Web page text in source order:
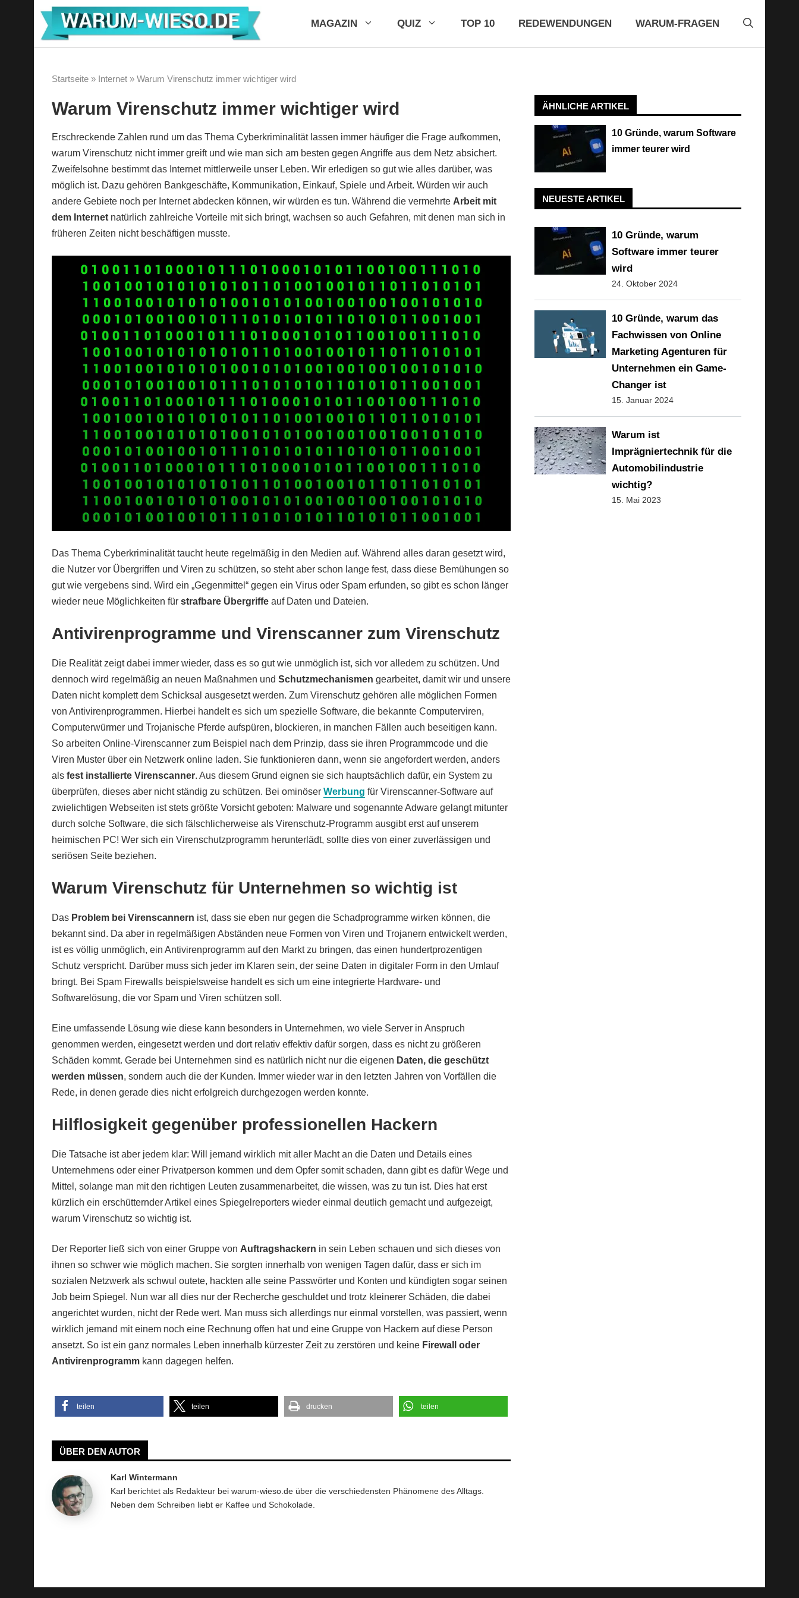
MAGAZIN QUIZ TOP 10 REDEWENDUNGEN WARUM-FRAGEN
Startseite » Internet » Warum Virenschutz immer wichtiger wird
Warum Virenschutz immer wichtiger wird
Erschreckende Zahlen rund um das Thema Cyberkriminalität lassen immer häufiger die Frage aufkommen,
warum Virenschutz nicht immer greift und wie man sich am besten gegen Angriffe aus dem Netz absichert.
Zweifelsohne bestimmt das Internet mittlerweile unser Leben. Wir erledigen so gut wie alles darüber, was
möglich ist. Dazu gehören Bankgeschäfte, Kommunikation, Einkauf, Spiele und Arbeit. Würden wir auch
andere Gebiete noch per Internet abdecken können, wir würden es tun. Während die vermehrte Arbeit mit
dem Internet natürlich zahlreiche Vorteile mit sich bringt, wachsen so auch Gefahren, mit denen man sich in
früheren Zeiten nicht beschäftigen musste.
Das Thema Cyberkriminalität taucht heute regelmäßig in den Medien auf. Während alles daran gesetzt wird,
die Nutzer vor Übergriffen und Viren zu schützen, so steht aber schon lange fest, dass diese Bemühungen so
gut wie vergebens sind. Wird ein „Gegenmittel“ gegen ein Virus oder Spam erfunden, so gibt es schon länger
wieder neue Möglichkeiten für strafbare Übergriffe auf Daten und Dateien.
Antivirenprogramme und Virenscanner zum Virenschutz
Die Realität zeigt dabei immer wieder, dass es so gut wie unmöglich ist, sich vor alledem zu schützen. Und
dennoch wird regelmäßig an neuen Maßnahmen und Schutzmechanismen gearbeitet, damit wir und unsere
Daten nicht komplett dem Schicksal ausgesetzt werden. Zum Virenschutz gehören alle möglichen Formen
von Antivirenprogrammen. Hierbei handelt es sich um spezielle Software, die bekannte Computerviren,
Computerwürmer und Trojanische Pferde aufspüren, blockieren, in manchen Fällen auch beseitigen kann.
So arbeiten Online-Virenscanner zum Beispiel nach dem Prinzip, dass sie ihren Programmcode und die
Viren Muster über ein Netzwerk online laden. Sie funktionieren dann, wenn sie angefordert werden, anders
als fest installierte Virenscanner. Aus diesem Grund eignen sie sich hauptsächlich dafür, ein System zu
überprüfen, dieses aber nicht ständig zu schützen. Bei ominöser Werbung für Virenscanner-Software auf
zwielichtigen Webseiten ist stets größte Vorsicht geboten: Malware und sogenannte Adware gelangt mitunter
durch solche Software, die sich fälschlicherweise als Virenschutz-Programm ausgibt erst auf unserem
heimischen PC! Wer sich ein Virenschutzprogramm herunterlädt, sollte dies von einer zuverlässigen und
seriösen Seite beziehen.
Warum Virenschutz für Unternehmen so wichtig ist
Das Problem bei Virenscannern ist, dass sie eben nur gegen die Schadprogramme wirken können, die
bekannt sind. Da aber in regelmäßigen Abständen neue Formen von Viren und Trojanern entwickelt werden,
ist es völlig unmöglich, ein Antivirenprogramm auf den Markt zu bringen, das einen hundertprozentigen
Schutz verspricht. Darüber muss sich jeder im Klaren sein, der seine Daten in digitaler Form in den Umlauf
bringt. Bei Spam Firewalls beispielsweise handelt es sich um eine integrierte Hardware- und
Softwarelösung, die vor Spam und Viren schützen soll.
Eine umfassende Lösung wie diese kann besonders in Unternehmen, wo viele Server in Anspruch
genommen werden, eingesetzt werden und dort relativ effektiv dafür sorgen, dass es nicht zu größeren
Schäden kommt. Gerade bei Unternehmen sind es natürlich nicht nur die eigenen Daten, die geschützt
werden müssen, sondern auch die der Kunden. Immer wieder war in den letzten Jahren von Vorfällen die
Rede, in denen gerade dies nicht erfolgreich durchgezogen werden konnte.
Hilflosigkeit gegenüber professionellen Hackern
Die Tatsache ist aber jedem klar: Will jemand wirklich mit aller Macht an die Daten und Details eines
Unternehmens oder einer Privatperson kommen und dem Opfer somit schaden, dann gibt es dafür Wege und
Mittel, solange man mit den richtigen Leuten zusammenarbeitet, die wissen, was zu tun ist. Dies hat erst
kürzlich ein erschütternder Artikel eines Spiegelreporters wieder einmal deutlich gemacht und aufgezeigt,
warum Virenschutz so wichtig ist.
Der Reporter ließ sich von einer Gruppe von Auftragshackern in sein Leben schauen und sich dieses von
ihnen so schwer wie möglich machen. Sie sorgten innerhalb von wenigen Tagen dafür, dass er sich im
sozialen Netzwerk als schwul outete, hackten alle seine Passwörter und Konten und kündigten sogar seinen
Job beim Spiegel. Nun war all dies nur der Recherche geschuldet und trotz kleinerer Schäden, die dabei
angerichtet wurden, nicht der Rede wert. Man muss sich allerdings nur einmal vorstellen, was passiert, wenn
wirklich jemand mit einem noch eine Rechnung offen hat und eine Gruppe von Hackern auf diese Person
ansetzt. So ist ein ganz normales Leben innerhalb kürzester Zeit zu zerstören und keine Firewall oder
Antivirenprogramm kann dagegen helfen.
teilen teilen drucken teilen
ÜBER DEN AUTOR
Karl Wintermann
Karl berichtet als Redakteur bei warum-wieso.de über die verschiedensten Phänomene des Alltags.
Neben dem Schreiben liebt er Kaffee und Schokolade.
ÄHNLICHE ARTIKEL
10 Gründe, warum Software
immer teurer wird
NEUESTE ARTIKEL
10 Gründe, warum
Software immer teurer
wird
24. Oktober 2024
10 Gründe, warum das
Fachwissen von Online
Marketing Agenturen für
Unternehmen ein Game-
Changer ist
15. Januar 2024
Warum ist
Imprägniertechnik für die
Automobilindustrie
wichtig?
15. Mai 2023